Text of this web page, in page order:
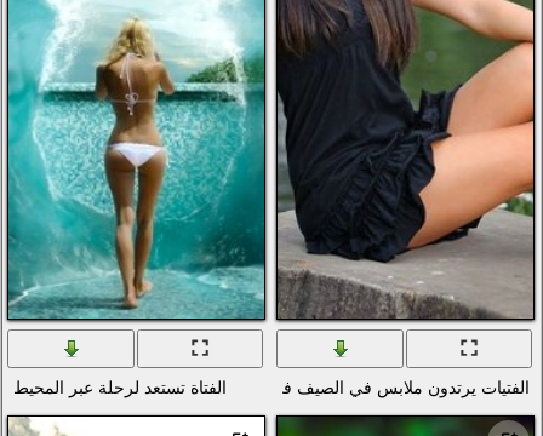
الفتاة تستعد لرحلة عبر المحيط
في الحرارة مضحك!